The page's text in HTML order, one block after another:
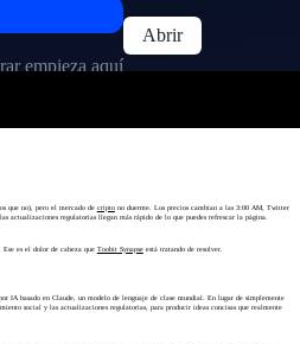
empieza aquí
Abrir
que no), pero el mercado de criptono duerme. Los precios cambian a las 3:00 AM, Twitter
actualizaciones regulatorias llegan más rápido de lo que puedes refrescar la página.
es el dolor de cabeza que Toobit Synapseestá tratando de resolver.
IA basado en Claude, un modelo de lenguaje de clase mundial. En lugar de simplemente
social y las actualizaciones regulatorias, para producir ideas concisas que realmente